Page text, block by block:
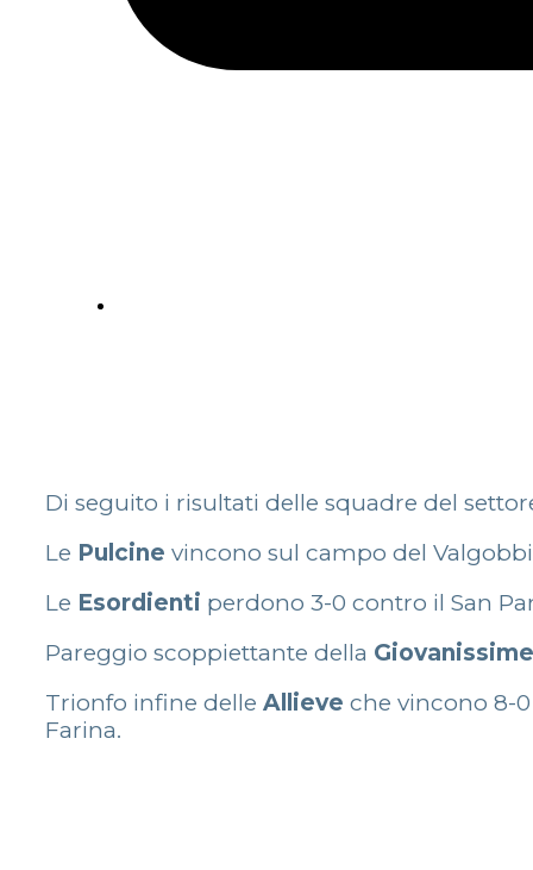
Di seguito i risultati delle squadre del
Le Pulcine vincono sul campo del
Le Esordienti perdono 3-0 contro il San
Pareggio scoppiettante della Giovanissime
Trionfo infine delle Allieve che vincono 8-
Farina.